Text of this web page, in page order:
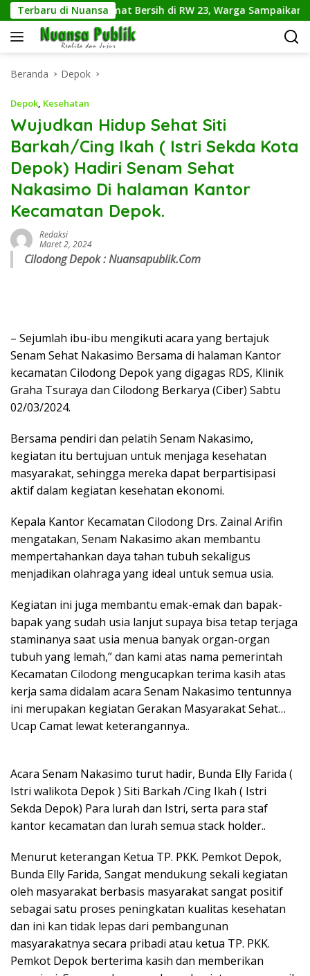
Langsung
ke
konten
Terbaru di Nuansa
Gelar Jumat Bersih di RW 23, Warga Sampaikan Aspirasi
Beranda Depok
Depok, Kesehatan
Wujudkan Hidup Sehat Siti
Barkah/Cing Ikah ( Istri Sekda Kota
Depok) Hadiri Senam Sehat
Nakasimo Di halaman Kantor
Kecamatan Depok.
Redaksi
Maret 2, 2024
Cilodong Depok : Nuansapublik.Com
– Sejumlah ibu-ibu mengikuti acara yang bertajuk
Senam Sehat Nakasimo Bersama di halaman Kantor
kecamatan Cilodong Depok yang digagas RDS, Klinik
Graha Tsuraya dan Cilodong Berkarya (Ciber) Sabtu
02/03/2024.
Bersama pendiri dan pelatih Senam Nakasimo,
kegiatan itu bertujuan untuk menjaga kesehatan
masyarakat, sehingga mereka dapat berpartisipasi
aktif dalam kegiatan kesehatan ekonomi.
Kepala Kantor Kecamatan Cilodong Drs. Zainal Arifin
mengatakan, Senam Nakasimo akan membantu
mempertahankan daya tahan tubuh sekaligus
menjadikan olahraga yang ideal untuk semua usia.
Kegiatan ini juga membantu emak-emak dan bapak-
bapak yang sudah usia lanjut supaya bisa tetap terjaga
staminanya saat usia menua banyak organ-organ
tubuh yang lemah,” dan kami atas nama pemerintah
Kecamatan Cilodong mengucapkan terima kasih atas
kerja sama didalam acara Senam Nakasimo tentunnya
ini merupakan kegiatan Gerakan Masyarakat Sehat…
Ucap Camat lewat keterangannya..
Acara Senam Nakasimo turut hadir, Bunda Elly Farida (
Istri walikota Depok ) Siti Barkah /Cing Ikah ( Istri
Sekda Depok) Para lurah dan Istri, serta para staf
kantor kecamatan dan lurah semua stack holder..
Menurut keterangan Ketua TP. PKK. Pemkot Depok,
Bunda Elly Farida, Sangat mendukung sekali kegiatan
oleh masyarakat berbasis masyarakat sangat positif
sebagai satu proses peningkatan kualitas kesehatan
dan ini kan tidak lepas dari pembangunan
masyarakatnya secara pribadi atau ketua TP. PKK.
Pemkot Depok berterima kasih dan memberikan